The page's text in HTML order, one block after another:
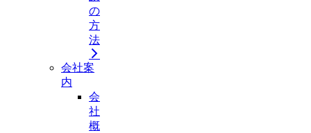
の
方
法
会社案
内
会
社
概